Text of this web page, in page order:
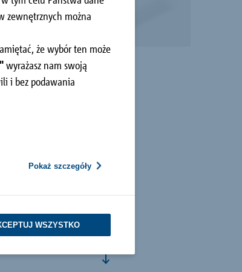
zewnętrznych można
że wybór ten może
wyrażasz nam swoją
i bez podawania
Pokaż szczegóły
WSZYSTKO